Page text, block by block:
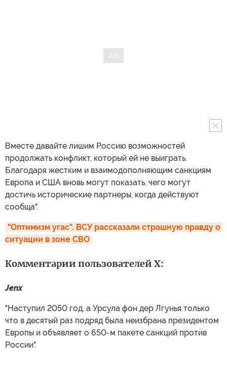
Вместе давайте лишим Россию возможностей
продолжать конфликт, который ей не выиграть.
Благодаря жестким и взаимодополняющим санкциям
Европа и США вновь могут показать, чего могут
достичь исторические партнеры, когда действуют
сообща".
"Оптимизм угас". ВСУ рассказали страшную правду о
ситуации в зоне СВО
Комментарии пользователей X:
Jenx
"Наступил 2050 год, а Урсула фон дер Лгунья только
что в десятый раз подряд была неизбрана президентом
Европы и объявляет о 650-м пакете санкций против
России".